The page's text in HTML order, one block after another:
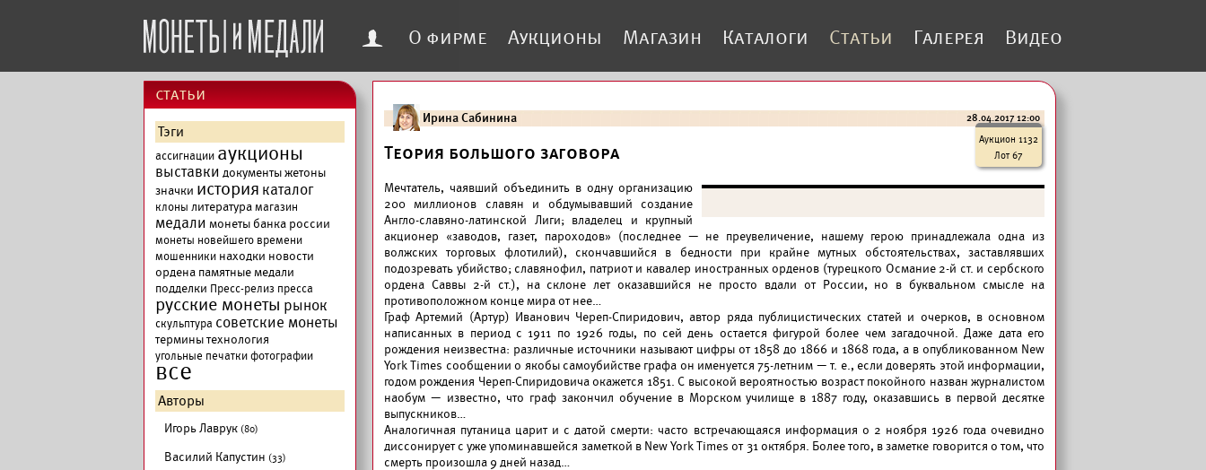
f О фирме Аукционы Магазин Каталоги Статьи Галерея Видео
cтатьи
Тэги
ассигнации аукционы
выставки документыжетоны
значки история каталог
клоны литературамагазин
медали монеты банка россии
монеты новейшего времени
мошенники находки новости
ордена памятные медали
подделки Пресс-релиз пресса
русские монеты рынок
скульптура советские монеты
терминытехнология
угольные печаткифотографии
все
Авторы
Игорь Лаврук (80)
Василий Капустин (33)
Ирина Сабинина
28.04.2017 12:00
Аукцион 1132
Лот 67
Теория большого заговора
Мечтатель, чаявший объединить в одну организацию
200 миллионов славян и обдумывавший создание
Англо-славяно-латинской Лиги; владелец и крупный
акционер «заводов, газет, пароходов» (последнее — не преувеличение, нашему герою принадлежала одна из
волжских торговых флотилий), скончавшийся в бедности при крайне мутных обстоятельствах, заставлявших
подозревать убийство; славянофил, патриот и кавалер иностранных орденов (турецкого Османие 2-й ст. и сербского
ордена Саввы 2-й ст.), на склоне лет оказавшийся не просто вдали от России, но в буквальном смысле на
противоположном конце мира от нее…
Граф Артемий (Артур) Иванович Череп-Спиридович, автор ряда публицистических статей и очерков, в основном
написанных в период с 1911 по 1926 годы, по сей день остается фигурой более чем загадочной. Даже дата его
рождения неизвестна: различные источники называют цифры от 1858 до 1866 и 1868 года, а в опубликованном New
York Times сообщении о якобы самоубийстве графа он именуется 75-летним — т. е., если доверять этой информации,
годом рождения Череп-Спиридовича окажется 1851. С высокой вероятностью возраст покойного назван журналистом
наобум — известно, что граф закончил обучение в Морском училище в 1887 году, оказавшись в первой десятке
выпускников…
Аналогичная путаница царит и с датой смерти: часто встречающаяся информация о 2 ноября 1926 года очевидно
диссонирует с уже упоминавшейся заметкой в New York Times от 31 октября. Более того, в заметке говорится о том, что
смерть произошла 9 дней назад…